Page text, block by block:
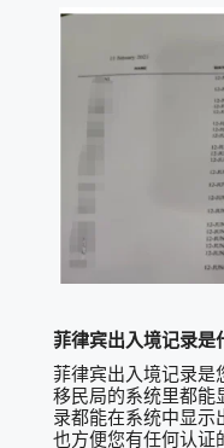
菲律宾出入境记录是
菲律宾出入境记录是
移民局的系统里都能
录都能在系统中显示
也方便您有任何认证